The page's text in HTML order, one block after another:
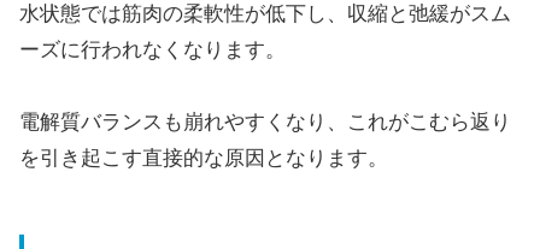
水状態では筋肉の柔軟性が低下し、収縮と弛緩がスム
ーズに行われなくなります。
電解質バランスも崩れやすくなり、これがこむら返り
を引き起こす直接的な原因となります。